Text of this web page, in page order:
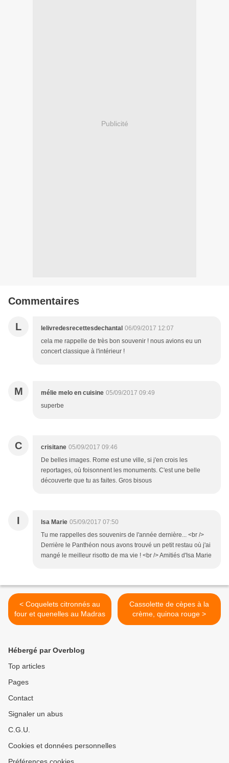
Publicité
Commentaires
L lelivredesrecettesdechantal 06/09/2017 12:07
cela me rappelle de très bon souvenir ! nous avions eu un
concert classique à l'intérieur !
M mélie melo en cuisine 05/09/2017 09:49
superbe
C crisitane 05/09/2017 09:46
De belles images. Rome est une ville, si j'en crois les
reportages, où foisonnent les monuments. C'est une belle
découverte que tu as faites. Gros bisous
I Isa Marie 05/09/2017 07:50
Tu me rappelles des souvenirs de l'année dernière... <br />
Derrière le Panthéon nous avons trouvé un petit restau où j'ai
mangé le meilleur risotto de ma vie ! <br /> Amitiés d'Isa Marie
< Coquelets citronnés au
four et quenelles au Madras
Cassolette de cèpes à la
crème, quinoa rouge >
Hébergé par Overblog
Top articles
Pages
Contact
Signaler un abus
C.G.U.
Cookies et données personnelles